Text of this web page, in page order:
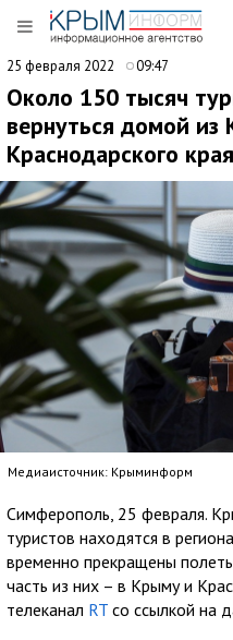
25 февраля 2022 09:47
Около 150 тысяч
вернуться домой из
Краснодарского края
Медиаисточник: Крыминформ
Симферополь, 25 февраля.
туристов находятся в
временно прекращены
часть из них – в Крыму и
телеканал RT со ссылкой на